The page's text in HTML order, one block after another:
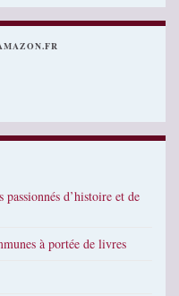
d’histoire et de
à portée de livres